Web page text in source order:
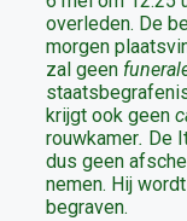
overleden. De
morgen
zal geen
krijgt ook geen
rouwkamer. De
dus geen
nemen. Hij
begraven.